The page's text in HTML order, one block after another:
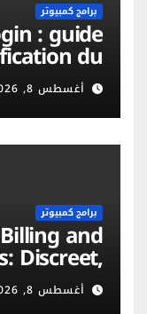
برامج كمبيوتر
du
mobile
أغسطس 8, 2026
برامج كمبيوتر
and
Discreet,
Options
أغسطس 8, 2026